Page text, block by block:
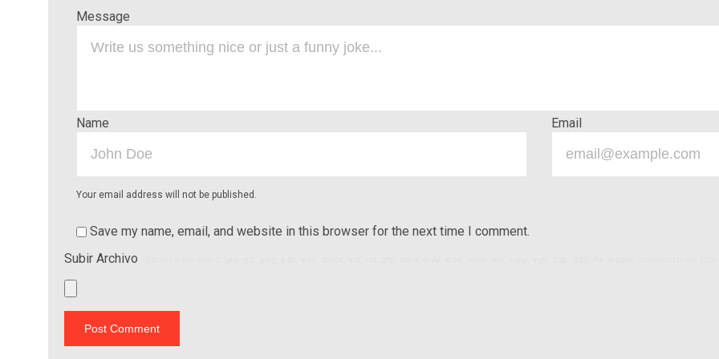
Message
Name Email
Your email address will not be published.
Save my name, email, and website in this browser for the next time I comment.
Subir Archivo